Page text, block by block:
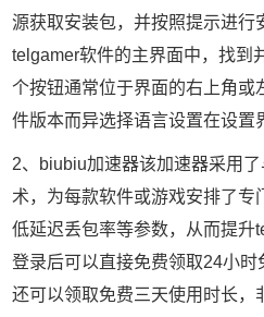
源获取安装包，并按照提示进行
telgamer软件的主界面中，找到
个按钮通常位于界面的右上角或
件版本而异选择语言设置在设置
2、biubiu加速器该加速器采用
术，为每款软件或游戏安排了专
低延迟丢包率等参数，从而提升
登录后可以直接免费领取24小
还可以领取免费三天使用时长，